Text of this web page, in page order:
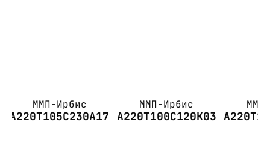
ММП-Ирбис
А220Т105С230А17
ММП-Ирбис
А220Т100С120К03